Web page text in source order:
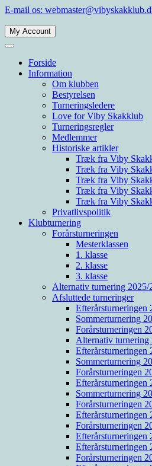
Spring
indhold
E-mail os:
Viby Skakklub
Velkommen til Viby Skakklubs
My Account
Forside
Information
Om klubben
Bestyrelsen
Turneringsledere
Love for Viby Skakklub
Turneringsregler
Medlemmer
Historiske artikler
Træk fra Viby
Træk fra Viby
Træk fra Viby
Træk fra Viby
Træk fra Viby
Privatlivspolitik
Klubturnering
Forårsturneringen
Mesterklassen
1. klasse
2. klasse
3. klasse
Alternativ turnering 2025/
Afsluttede turneringer
Efterårsturneringen
Sommerturnering
Forårsturneringen
Alternativ turnering
Efterårsturneringen
Sommerturnering
Forårsturneringen
Efterårsturneringen
Sommerturnering
Forårsturneringen
Efterårsturneringen
Forårsturneringen
Efterårsturneringen
Efterårsturneringen
Forårsturneringen